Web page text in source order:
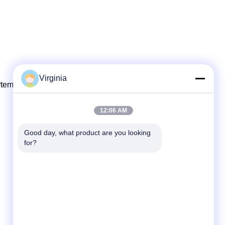
sebelum pengiriman
Virginia
12:06 AM
Good day, what product are you looking
for?